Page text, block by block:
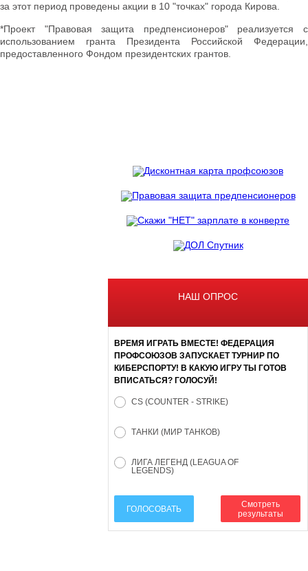
за этот период проведены акции в 10 "точках" города Кирова.
*Проект "Правовая защита предпенсионеров" реализуется с
использованием гранта Президента Российской Федерации,
предоставленного Фондом президентских грантов.
НАШ ОПРОС
ВРЕМЯ ИГРАТЬ ВМЕСТЕ! ФЕДЕРАЦИЯ
ПРОФСОЮЗОВ ЗАПУСКАЕТ ТУРНИР ПО
КИБЕРСПОРТУ! В КАКУЮ ИГРУ ТЫ ГОТОВ
ВПИСАТЬСЯ? ГОЛОСУЙ!
CS (COUNTER - STRIKE)
ТАНКИ (МИР ТАНКОВ)
ЛИГА ЛЕГЕНД (LEAGUA OF
LEGENDS)
ГОЛОСОВАТЬ
Смотреть
результаты